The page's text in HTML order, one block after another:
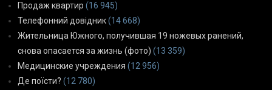
Продаж квартир (16 945)
Телефонний довідник(14 668)
Жительница Южного, получившая 19 ножевых ранений,
снова опасается за жизнь (фото) (13 359)
Медицинские учреждения (12 956)
Де поїсти? (12 780)